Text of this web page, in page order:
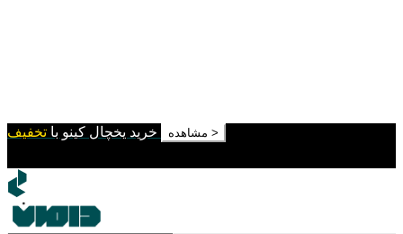
خرید یخچال کینو با تخفیف مشاهده >